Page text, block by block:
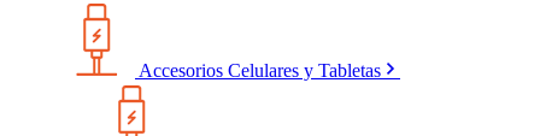
Accesorios Celulares y Tabletas